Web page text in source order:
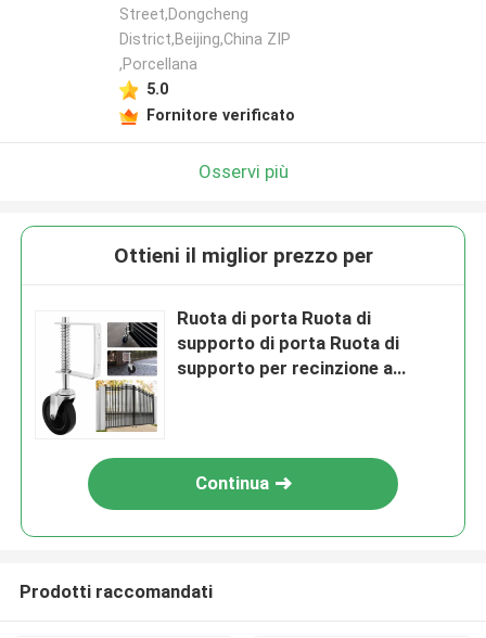
Street,Dongcheng
District,Beijing,China ZIP
,Porcellana
5.0
Fornitore verificato
Osservi più
Ottieni il miglior prezzo per
Ruota di porta Ruota di
supporto di porta Ruota di
supporto per recinzione a
Continua
Prodotti raccomandati